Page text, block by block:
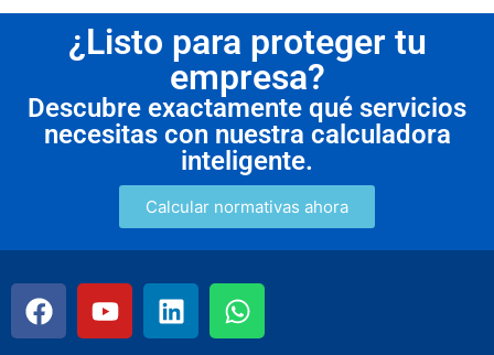
¿Listo para proteger tu
empresa?
Descubre exactamente qué servicios
necesitas con nuestra calculadora
inteligente.
Calcular normativas ahora